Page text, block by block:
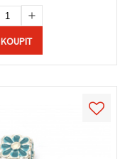
KOUPIT